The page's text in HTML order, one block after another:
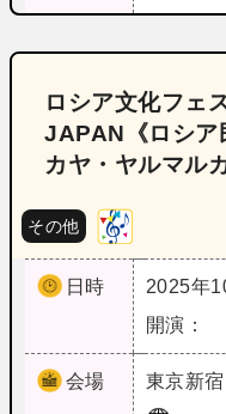
ロシア文化フ
JAPAN《ロシ
カヤ・ヤルマルカ
その他
日時
2025年
開演：
会場 東京新